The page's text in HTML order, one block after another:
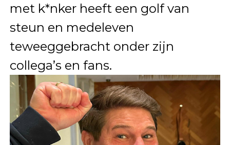
met k*nker heeft een golf van
steun en medeleven
teweeggebracht onder zijn
collega’s en fans.